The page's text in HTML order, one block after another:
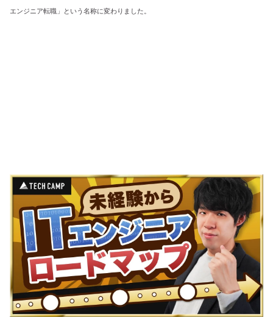
エンジニア転職」という名称に変わりました。